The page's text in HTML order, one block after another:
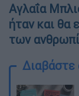
Αγλαΐα
ήταν και θα
των
Διαβάστε